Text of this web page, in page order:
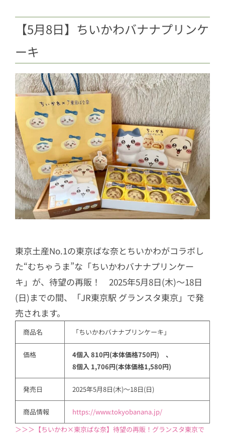
いかわ』オリジナルアイテム
2.11【7月22日〜】ちいかわバナナプ
2.12【7⽉中旬】粧美堂コラボヘアア
イテム
2.13【7月11日〜】ちいかわ鬼辛カレ
ー＜ビーフ＞
2.14
【7月1日〜】ロリポップチョコチ
ャーム
2.15【7月上旬〜】ちいかわアームカ
バー
【5月8日】ちいかわバナナプリンケ
ーキ
東京土産No.1の東京ばな奈とちいかわがコラボし
た“むちゃうま”な「ちいかわバナナプリンケー
キ」が、待望の再販！ 2025年5月8日(木)～18日
(日)までの間、「JR東京駅 グランスタ東京」で発
売されます。
商品名 「ちいかわバナナプリンケーキ」
価格
4個入 810円(本体価格750円)　、
8個入 1,706円(本体価格1,580円)
発売日 2025年5月8日(木)～18日(日)
商品情報
https://www.tokyobanana.jp/
＞＞＞【ちいかわ×東京ばな奈】待望の再販！グランスタ東京で